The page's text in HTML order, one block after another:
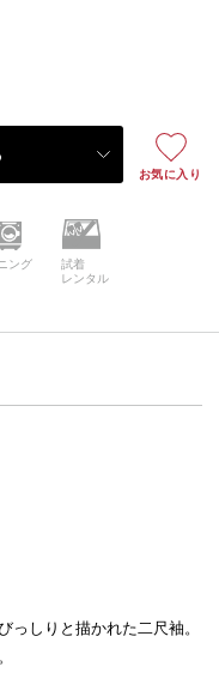
お気に入り
ング
試着
レンタル
っしりと描かれた二尺袖。